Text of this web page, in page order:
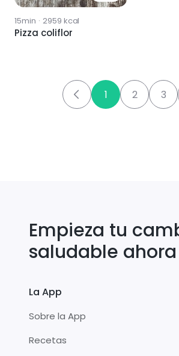
15min · 2959 kcal
Pizza coliflor
1 2 3
Empieza tu
saludable ahora
La App
Sobre la App
Recetas